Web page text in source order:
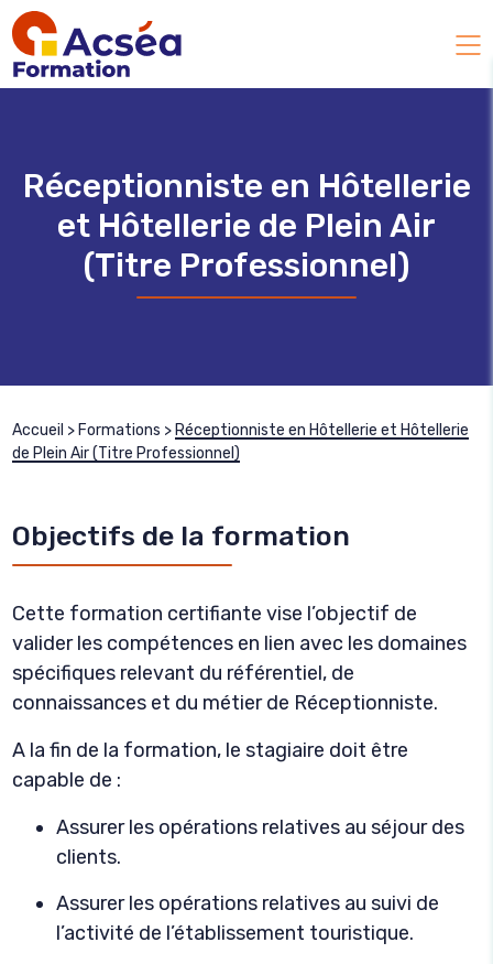
Réceptionniste en Hôtellerie
et Hôtellerie de Plein Air
(Titre Professionnel)
Accueil > Formations > Réceptionniste en Hôtellerie et Hôtellerie
de Plein Air (Titre Professionnel)
Objectifs de la formation
Cette formation certifiante vise l’objectif de
valider les compétences en lien avec les domaines
spécifiques relevant du référentiel, de
connaissances et du métier de Réceptionniste.
A la fin de la formation, le stagiaire doit être
capable de :
Assurer les opérations relatives au séjour des
clients.
Assurer les opérations relatives au suivi de
l’activité de l’établissement touristique.